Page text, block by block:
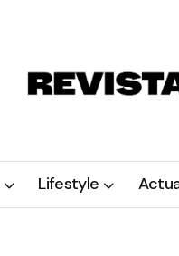
Lifestyle